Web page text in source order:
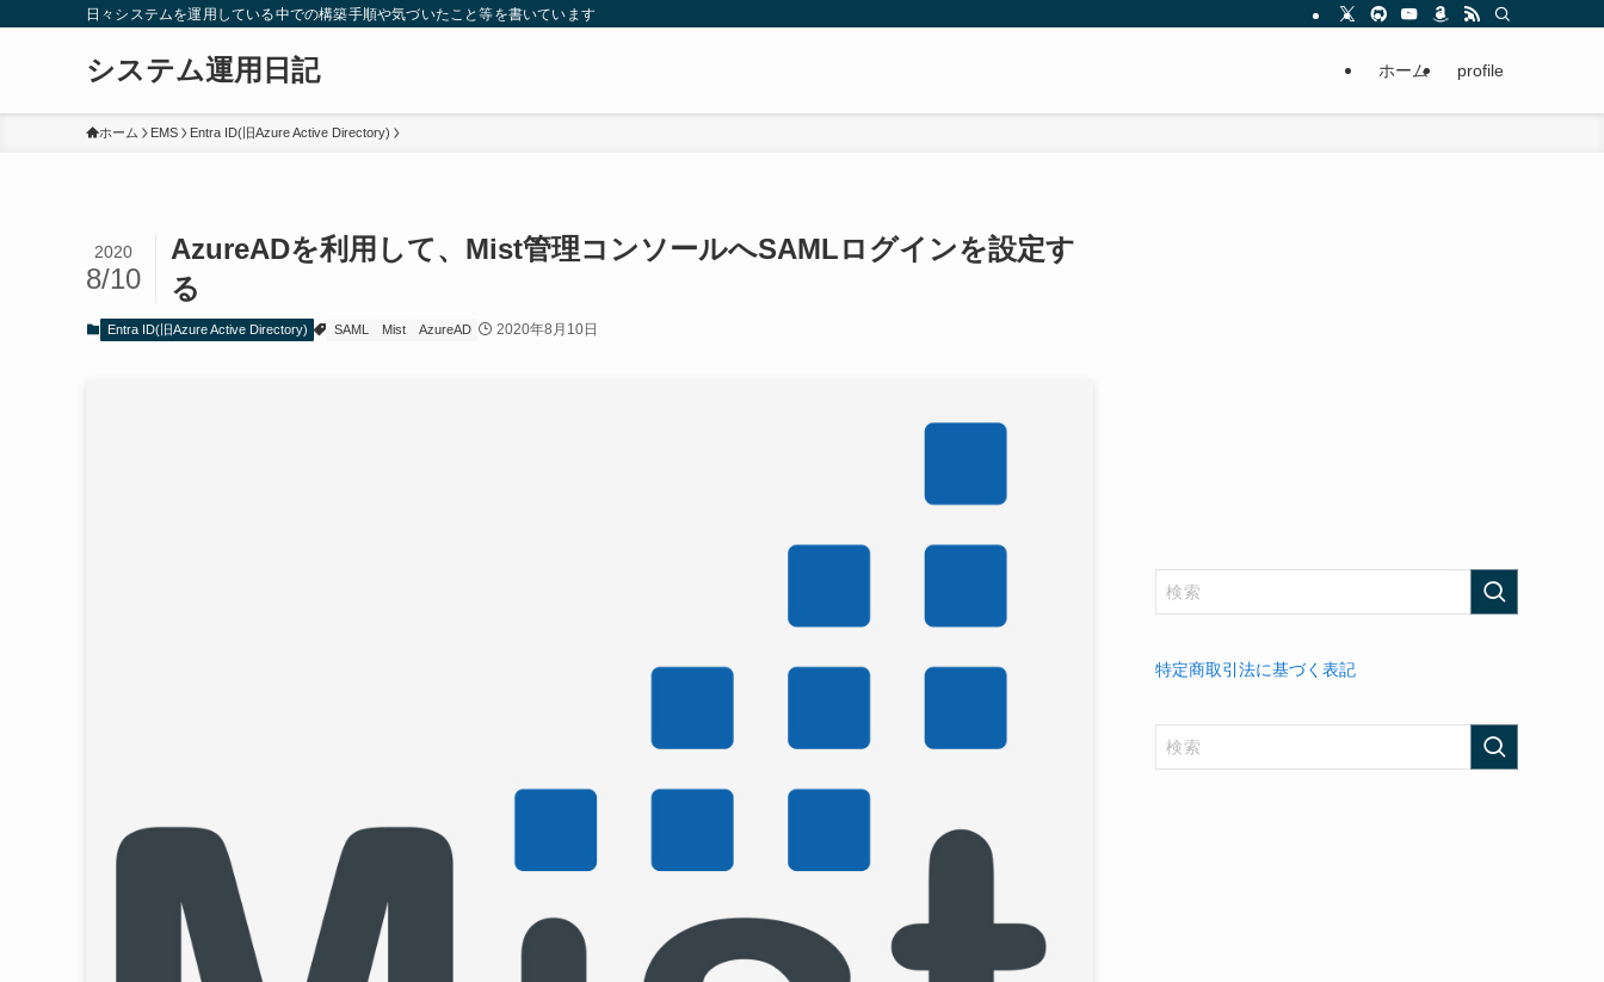
日々システムを運用している中での構築手順や気づいたこと等を書いています
システム運用日記 ホーム profile
ホーム EMS Entra ID(旧Azure Active Directory)
AzureADを利用して、Mist管理コンソールへSAMLログインを設定す
る
2020
8/10
Entra ID(旧Azure Active Directory) SAML Mist AzureAD 2020年8月10日
特定商取引法に基づく表記